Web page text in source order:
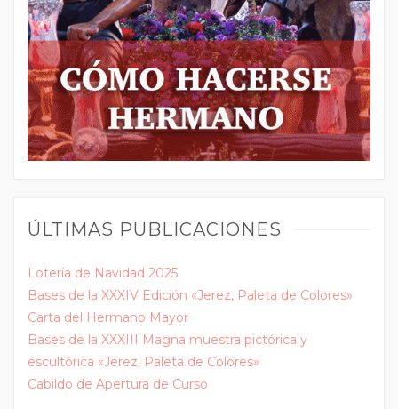
ÚLTIMAS PUBLICACIONES
Lotería de Navidad 2025
Bases de la XXXIV Edición «Jerez, Paleta de Colores»
Carta del Hermano Mayor
Bases de la XXXIII Magna muestra pictórica y
escultórica «Jerez, Paleta de Colores»
Cabildo de Apertura de Curso